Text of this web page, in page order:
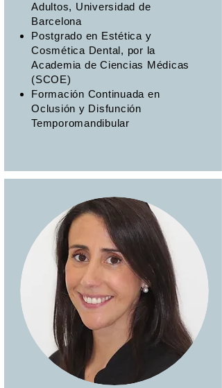
Adultos, Universidad de
Barcelona
Postgrado en Estética y
Cosmética Dental, por la
Academia de Ciencias Médicas
(SCOE)
Formación Continuada en
Oclusión y Disfunción
Temporomandibular